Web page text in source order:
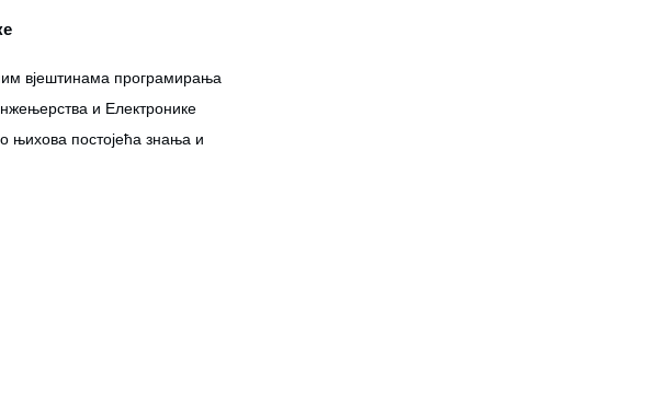
вјештинама програмирања
и Електронике
њихова постојећа знања и